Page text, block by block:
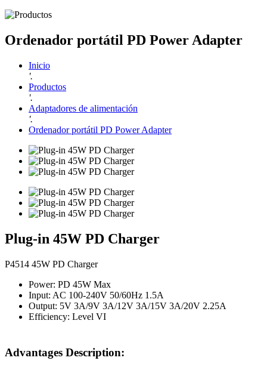
Ordenador portátil PD Power Adapter
Inicio
'.
Productos
'.
Adaptadores de alimentación
'.
Ordenador portátil PD Power Adapter
Plug-in 45W PD Charger
P4514 45W PD Charger
Power: PD 45W Max
Input: AC 100-240V 50/60Hz 1.5A
Output: 5V 3A/9V 3A/12V 3A/15V 3A/20V 2.25A
Efficiency: Level VI
Advantages Description: